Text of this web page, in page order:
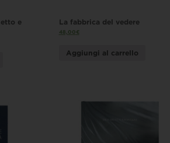
e
La fabbrica del vedere
48,00€
Aggiungi al carrello